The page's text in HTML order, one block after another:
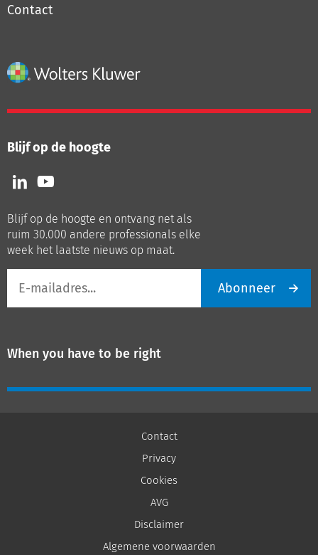
Contact
Blijf op de hoogte
Volg
ons
LinkedIn
Volg
ons
Youtube
Blijf op de hoogte en ontvang net als
ruim 30.000 andere professionals elke
week het laatste nieuws op maat.
mailadres
Abonneer
When you have to be right
Contact
Privacy
Cookies
AVG
Disclaimer
Algemene voorwaarden